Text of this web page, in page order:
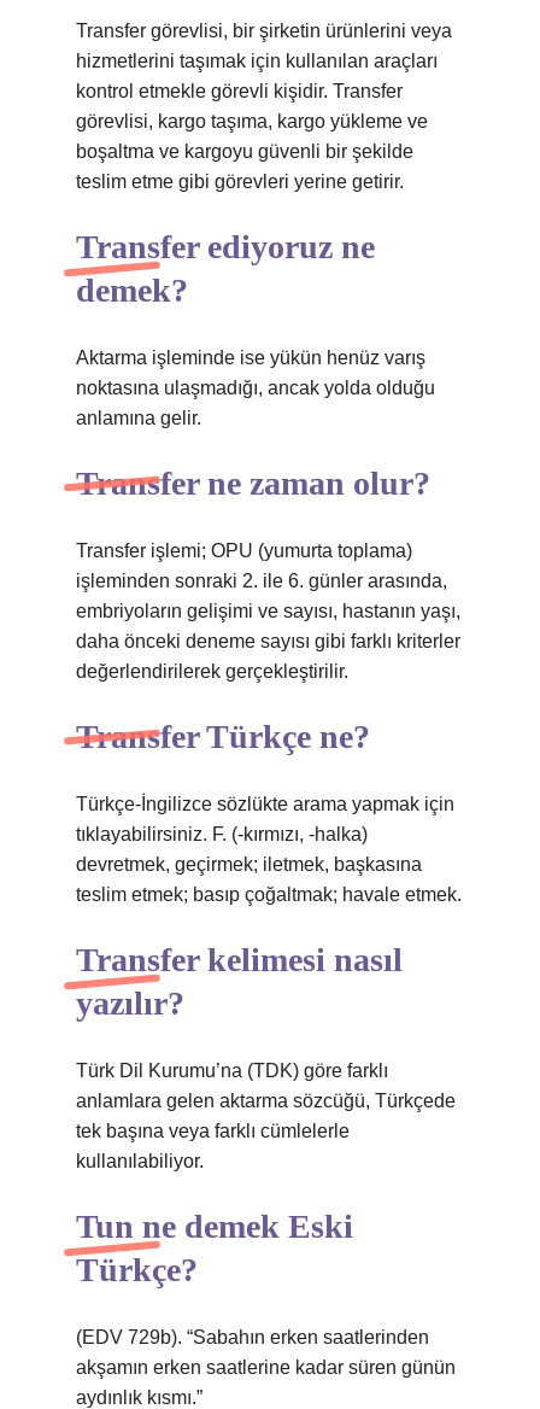
Transfer görevlisi, bir şirketin ürünlerini veya
hizmetlerini taşımak için kullanılan araçları
kontrol etmekle görevli kişidir. Transfer
görevlisi, kargo taşıma, kargo yükleme ve
boşaltma ve kargoyu güvenli bir şekilde
teslim etme gibi görevleri yerine getirir.
Transfer ediyoruz ne
demek?
Aktarma işleminde ise yükün henüz varış
noktasına ulaşmadığı, ancak yolda olduğu
anlamına gelir.
Transfer ne zaman olur?
Transfer işlemi; OPU (yumurta toplama)
işleminden sonraki 2. ile 6. günler arasında,
embriyoların gelişimi ve sayısı, hastanın yaşı,
daha önceki deneme sayısı gibi farklı kriterler
değerlendirilerek gerçekleştirilir.
Transfer Türkçe ne?
Türkçe-İngilizce sözlükte arama yapmak için
tıklayabilirsiniz. F. (-kırmızı, -halka)
devretmek, geçirmek; iletmek, başkasına
teslim etmek; basıp çoğaltmak; havale etmek.
Transfer kelimesi nasıl
yazılır?
Türk Dil Kurumu’na (TDK) göre farklı
anlamlara gelen aktarma sözcüğü, Türkçede
tek başına veya farklı cümlelerle
kullanılabiliyor.
Tun ne demek Eski
Türkçe?
(EDV 729b). “Sabahın erken saatlerinden
akşamın erken saatlerine kadar süren günün
aydınlık kısmı.”